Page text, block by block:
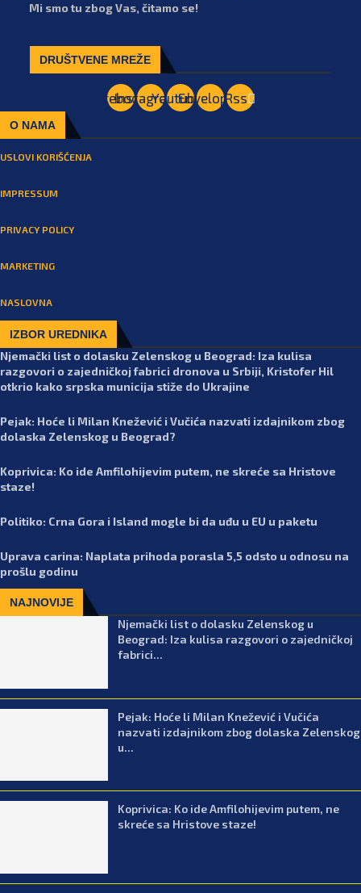
Mi smo tu zbog Vas, čitamo se!
DRUŠTVENE MREŽE
Facebook
Instagram
YoutubeEnvelopeRss
O NAMA
USLOVI KORIŠĆENJA
IMPRESSUM
PRIVACY POLICY
MARKETING
NASLOVNA
IZBOR UREDNIKA
Njemački list o dolasku Zelenskog u Beograd: Iza kulisa
razgovori o zajedničkoj fabrici dronova u Srbiji, Kristofer Hil
otkrio kako srpska municija stiže do Ukrajine
Pejak: Hoće li Milan Knežević i Vučića nazvati izdajnikom zbog
dolaska Zelenskog u Beograd?
Koprivica: Ko ide Amfilohijevim putem, ne skreće sa Hristove
staze!
Politiko: Crna Gora i Island mogle bi da uđu u EU u paketu
Uprava carina: Naplata prihoda porasla 5,5 odsto u odnosu na
prošlu godinu
NAJNOVIJE
Njemački list o dolasku Zelenskog u
Beograd: Iza kulisa razgovori o zajedničkoj
fabrici...
Pejak: Hoće li Milan Knežević i Vučića
nazvati izdajnikom zbog dolaska Zelenskog
u...
Koprivica: Ko ide Amfilohijevim putem, ne
skreće sa Hristove staze!